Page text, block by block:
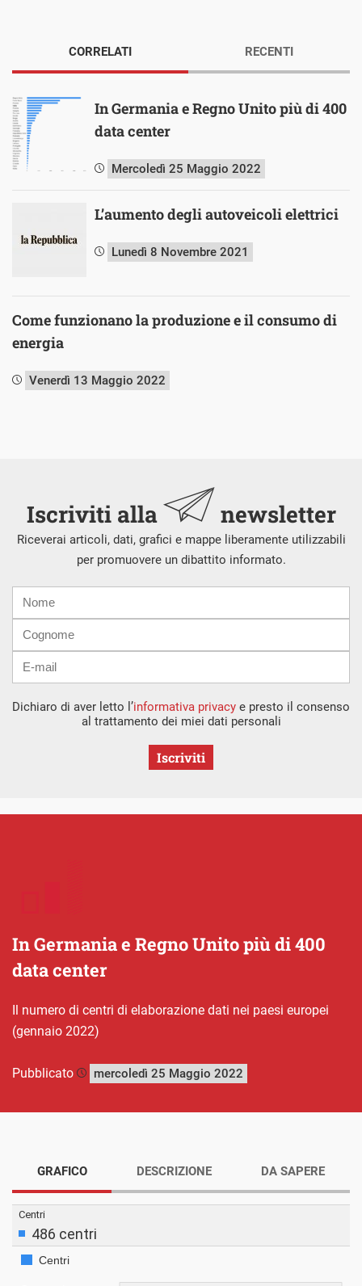
CORRELATI
In Germania e Regno Unito più di 400
data center
Mercoledì 25 Maggio 2022
L’aumento degli autoveicoli elettrici
Lunedì 8 Novembre 2021
Come funzionano la produzione e il consumo di
energia
Venerdì 13 Maggio 2022
RECENTI
Iscriviti alla newsletter
Riceverai articoli, dati, grafici e mappe liberamente utilizzabili
per promuovere un dibattito informato.
mail
Dichiaro di aver letto l’informativa privacy e presto il consenso
al trattamento dei miei dati personali
Iscriviti
In Germania e Regno Unito più di 400
data center
Il numero di centri di elaborazione dati nei paesi europei
(gennaio 2022)
Pubblicato mercoledì 25 Maggio 2022
GRAFICO DESCRIZIONE DA SAPERE